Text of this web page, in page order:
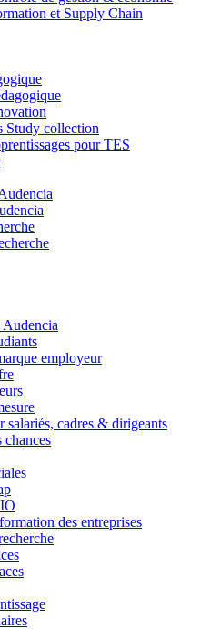
et Supply Chain
Study collection
pour TES
Audencia
employeur
salariés, cadres & dirigeants
chances
des entreprises